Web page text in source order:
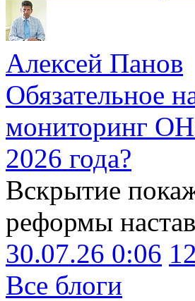
Алексей Панов
Обязательное
мониторинг
2026 года?
Вскрытие
реформы
30.07.26 0:06
Все блоги